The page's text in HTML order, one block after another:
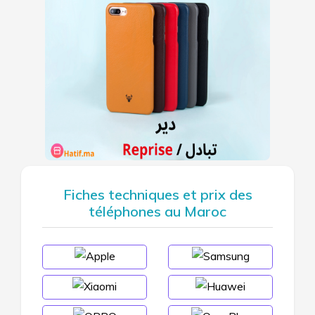
Fiches techniques et prix des
téléphones au Maroc